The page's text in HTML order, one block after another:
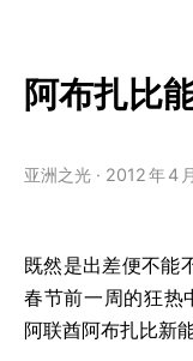
阿布扎比
亚洲之光 2012年4 月
既然是出差便不能
春节前一周的狂热
阿联酋阿布扎比新